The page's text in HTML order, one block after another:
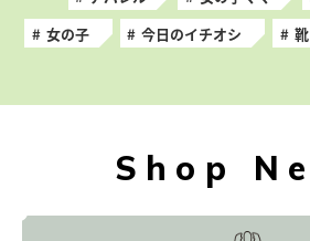
女の子
今日のイチオシ 靴
Shop